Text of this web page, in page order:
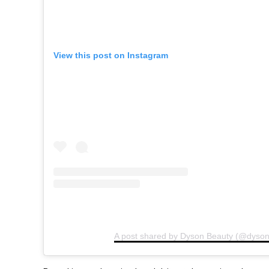
View this post on Instagram
A post shared by Dyson Beauty